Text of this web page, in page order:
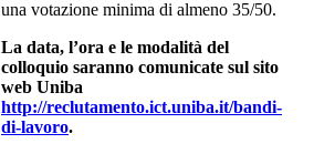
una votazione minima di almeno 35/50.
La data, l’ora e le modalità del
colloquio saranno comunicate sul sito
web Uniba
http://reclutamento.ict.uniba.it/bandi-
di-lavoro.